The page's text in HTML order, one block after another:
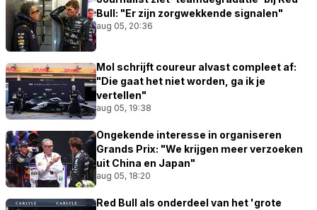
Bull: "Er zijn zorgwekkende signalen"
aug 05, 20:36
Mol schrijft coureur alvast compleet af:
"Die gaat het niet worden, ga ik je
vertellen"
aug 05, 19:38
Ongekende interesse in organiseren
Grands Prix: "We krijgen meer verzoeken
uit China en Japan"
aug 05, 18:20
Red Bull als onderdeel van het 'grote